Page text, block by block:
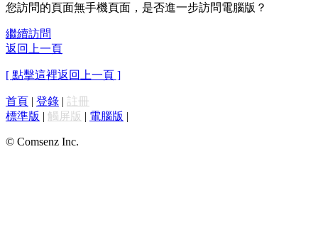
您訪問的頁面無手機頁面，是否進一步訪問電腦版？
繼續訪問
返回上一頁
[ 點擊這裡返回上一頁 ]
首頁 | 登錄 | 註冊
標準版 | 觸屏版 | 電腦版 |
© Comsenz Inc.